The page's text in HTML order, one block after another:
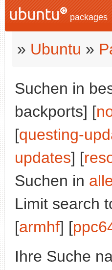
packages
» Ubuntu »
Suchen in
backports] [
[questing-
updates] [
Suchen in
Limit search
[armhf] [
Ihre Suche